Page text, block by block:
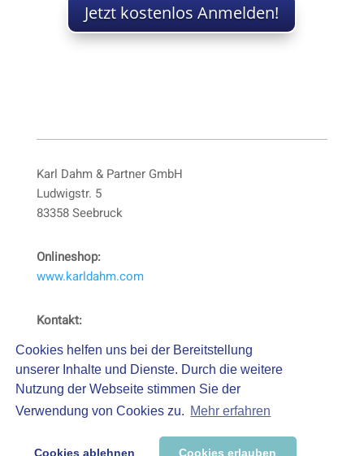
Cookies helfen uns bei der Bereitstellung
unserer Inhalte und Dienste. Durch die weitere
Nutzung der Webseite stimmen Sie der
Verwendung von Cookies zu. Mehr erfahren
Cookies ablehnen Cookies erlauben
Jetzt kostenlos Anmelden!
Karl Dahm & Partner GmbH
Ludwigstr. 5
83358 Seebruck
Onlineshop:
www.karldahm.com
Kontakt:
Fax: 08667 / 878-200
Impressum
Datenschutzerklärung